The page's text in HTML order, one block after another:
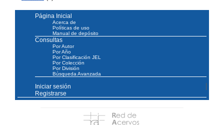
Página Inicial
Acerca de
Políticas de uso
Manual de depósito
Consultas
Por Autor
Por Año
Por Clasificación JEL
Por Colección
Por División
Búsqueda Avanzada
Iniciar sesión
Registrarse